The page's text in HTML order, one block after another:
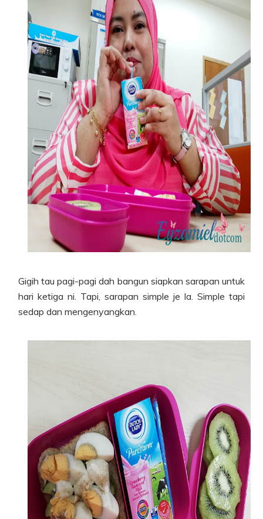
Gigih tau pagi-pagi dah bangun siapkan sarapan untuk
hari ketiga ni. Tapi, sarapan simple je la. Simple tapi
sedap dan mengenyangkan.